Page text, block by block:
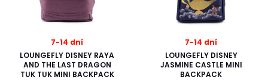
7-14 dní
LOUNGEFLY DISNEY RAYA
AND THE LAST DRAGON
TUK TUK MINI BACKPACK
7-14 dní
LOUNGEFLY DISNEY
JASMINE CASTLE MINI
BACKPACK